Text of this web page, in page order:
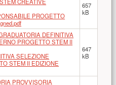
PROGETTO
657
kB
SELEZIONE
STEM II EDIZIONE
647
kB